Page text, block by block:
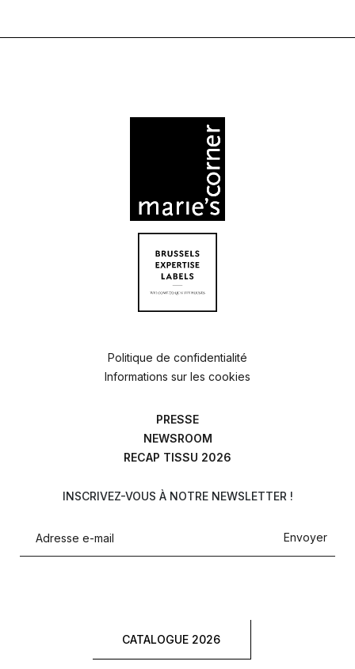
Politique de confidentialité
Informations sur les cookies
PRESSE
NEWSROOM
RECAP TISSU 2026
INSCRIVEZ-VOUS À NOTRE NEWSLETTER !
Envoyer
CATALOGUE 2026